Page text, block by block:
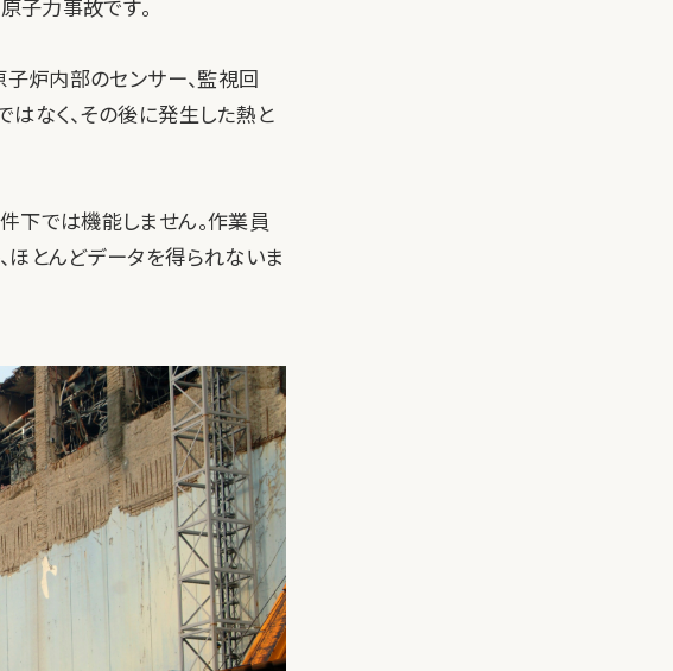
子力事故です。
子炉内部のセンサー、監視回
はなく、その後に発生した熱と
下では機能しません。作業員
ほとんどデータを得られないま